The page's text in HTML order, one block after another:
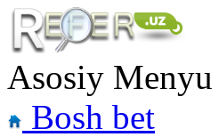
Asosiy Menyu
Bosh bet